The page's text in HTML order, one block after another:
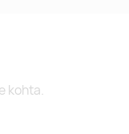
kohta.